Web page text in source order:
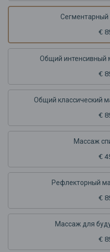
Сегментарный
€
Общий интенсивный
€
Общий классический
€
Массаж
€
Рефлекторный
€
Массаж для
€